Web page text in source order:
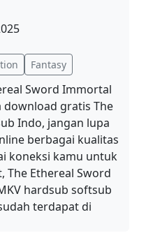
Fantasy
Sword Immortal
download gratis The
Indo, jangan lupa
berbagai kualitas
koneksi kamu untuk
Ethereal Sword
hardsub softsub
terdapat di